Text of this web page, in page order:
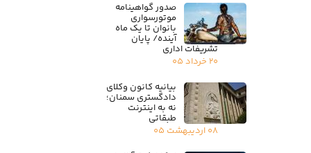
صدور گواهینامه
موتورسواری
بانوان تا یک ماه
آینده/ پایان
تشریفات اداری
۲۰ خرداد ۰۵
بیانیه کانون وکلای
دادگستری سمنان؛
نه به اینترنت
طبقاتی
۰۸ اردیبهشت ۰۵